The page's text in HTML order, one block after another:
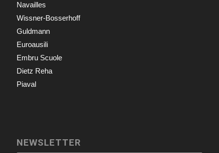
Navailles
Wissner-Bosserhoff
Guldmann
Euroausili
Embru Scuole
Dietz Reha
Piaval
NEWSLETTER